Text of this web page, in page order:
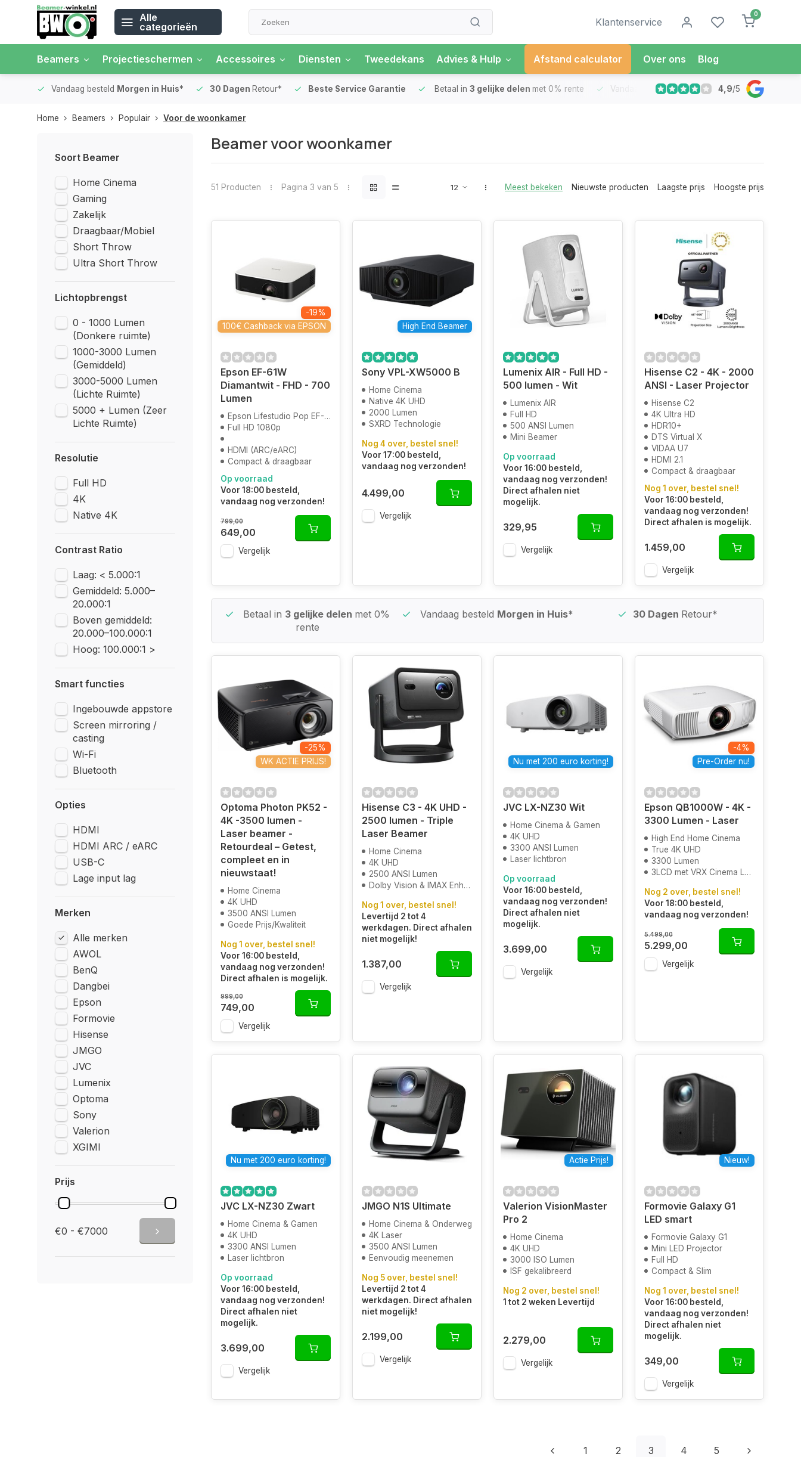
Alle
categorieën
Klantenservice
0
Beamers Projectieschermen Accessoires Diensten Tweedekans Advies & Hulp Afstand calculator Over ons Blog
Vandaag besteld Morgen in Huis* 30 Dagen Retour* Beste Service Garantie Betaal in 3 gelijke delen met 0% rente Vandaag besteldMorgen in Huis*
4,9/5
Home Beamers Populair Voor de woonkamer
Soort Beamer
Home Cinema
Gaming
Zakelijk
Draagbaar/Mobiel
Short Throw
Ultra Short Throw
Lichtopbrengst
0 - 1000 Lumen
(Donkere ruimte)
1000-3000 Lumen
(Gemiddeld)
3000-5000 Lumen
(Lichte Ruimte)
5000 + Lumen (Zeer
Lichte Ruimte)
Resolutie
Full HD
4K
Native 4K
Contrast Ratio
Laag: < 5.000:1
Gemiddeld: 5.000–
20.000:1
Boven gemiddeld:
20.000–100.000:1
Hoog: 100.000:1 >
Smart functies
Ingebouwde appstore
Screen mirroring /
casting
Wi-Fi
Bluetooth
Opties
HDMI
HDMI ARC / eARC
USB-C
Lage input lag
Merken
Alle merken
AWOL
BenQ
Dangbei
Epson
Formovie
Hisense
JMGO
JVC
Lumenix
Optoma
Sony
Valerion
XGIMI
Prijs
€0 - €7000
Beamer voor woonkamer
51 Producten Pagina 3 van 5 Meest bekeken Nieuwste producten Laagste prijs Hoogste prijs
-19%
100€ Cashback via EPSON
Epson EF-61W
Diamantwit - FHD - 700
Lumen
Epson Lifestudio Pop EF-61W
Full HD 1080p
HDMI (ARC/eARC)
Compact & draagbaar
Op voorraad
Voor 18:00 besteld,
vandaag nog verzonden!
799,00
649,00
Vergelijk
High End Beamer
Sony VPL-XW5000 B
Home Cinema
Native 4K UHD
2000 Lumen
SXRD Technologie
Nog 4 over, bestel snel!
Voor 17:00 besteld,
vandaag nog verzonden!
4.499,00
Vergelijk
Lumenix AIR - Full HD -
500 lumen - Wit
Lumenix AIR
Full HD
500 ANSI Lumen
Mini Beamer
Op voorraad
Voor 16:00 besteld,
vandaag nog verzonden!
Direct afhalen niet
mogelijk.
329,95
Vergelijk
Hisense C2 - 4K - 2000
ANSI - Laser Projector
Hisense C2
4K Ultra HD
HDR10+
DTS Virtual X
VIDAA U7
HDMI 2.1
Compact & draagbaar
Nog 1 over, bestel snel!
Voor 16:00 besteld,
vandaag nog verzonden!
Direct afhalen is mogelijk.
1.459,00
Vergelijk
Beste Service Garantie Betaal in 3 gelijke delen met 0%
rente
Vandaag besteld Morgen in Huis* 30 Dagen Retour*
-25%
WK ACTIE PRIJS!
Optoma Photon PK52 -
4K -3500 lumen -
Laser beamer -
Retourdeal – Getest,
compleet en in
nieuwstaat!
Home Cinema
4K UHD
3500 ANSI Lumen
Goede Prijs/Kwaliteit
Nog 1 over, bestel snel!
Voor 16:00 besteld,
vandaag nog verzonden!
Direct afhalen is mogelijk.
999,00
749,00
Vergelijk
Hisense C3 - 4K UHD -
2500 lumen - Triple
Laser Beamer
Home Cinema
4K UHD
2500 ANSI Lumen
Dolby Vision & IMAX Enhanced
Nog 1 over, bestel snel!
Levertijd 2 tot 4
werkdagen. Direct afhalen
niet mogelijk!
1.387,00
Vergelijk
Nu met 200 euro korting!
JVC LX-NZ30 Wit
Home Cinema & Gamen
4K UHD
3300 ANSI Lumen
Laser lichtbron
Op voorraad
Voor 16:00 besteld,
vandaag nog verzonden!
Direct afhalen niet
mogelijk.
3.699,00
Vergelijk
-4%
Pre-Order nu!
Epson QB1000W - 4K -
3300 Lumen - Laser
High End Home Cinema
True 4K UHD
3300 Lumen
3LCD met VRX Cinema Lens
Nog 2 over, bestel snel!
Voor 18:00 besteld,
vandaag nog verzonden!
5.499,00
5.299,00
Vergelijk
Nu met 200 euro korting!
JVC LX-NZ30 Zwart
Home Cinema & Gamen
4K UHD
3300 ANSI Lumen
Laser lichtbron
Op voorraad
Voor 16:00 besteld,
vandaag nog verzonden!
Direct afhalen niet
mogelijk.
3.699,00
Vergelijk
JMGO N1S Ultimate
Home Cinema & Onderweg
4K Laser
3500 ANSI Lumen
Eenvoudig meenemen
Nog 5 over, bestel snel!
Levertijd 2 tot 4
werkdagen. Direct afhalen
niet mogelijk!
2.199,00
Vergelijk
Actie Prijs!
Valerion VisionMaster
Pro 2
Home Cinema
4K UHD
3000 ISO Lumen
ISF gekalibreerd
Nog 2 over, bestel snel!
1 tot 2 weken Levertijd
2.279,00
Vergelijk
Nieuw!
Formovie Galaxy G1
LED smart
Formovie Galaxy G1
Mini LED Projector
Full HD
Compact & Slim
Nog 1 over, bestel snel!
Voor 16:00 besteld,
vandaag nog verzonden!
Direct afhalen niet
mogelijk.
349,00
Vergelijk
1 2 3 4 5